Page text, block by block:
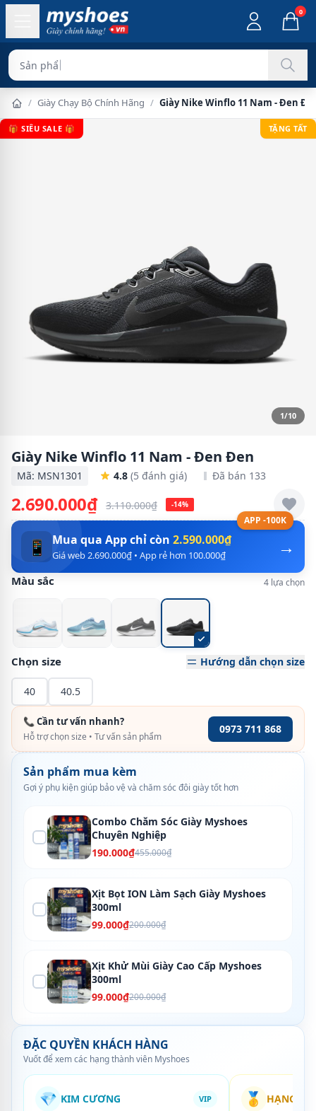
0
Sản phẩm chính hãng 100%
/ Giày Chạy Bộ Chính Hãng / Giày Nike Winflo 11 Nam - Đen
🎁 SIÊU SALE 🎁 TẶNG TẤT
1/10
Giày Nike Winflo 11 Nam - Đen Đen
Mã: MSN1301 4.8 (5 đánh giá) Đã bán 133
2.690.000₫ 3.110.000₫ -14%
APP -100K
→
📱 Mua qua App chỉ còn 2.590.000₫
Giá web 2.690.000₫ • App rẻ hơn 100.000₫
Màu sắc 4 lựa chọn
Chọn size Hướng dẫn chọn size
40 40.5
📞 Cần tư vấn nhanh?
Hỗ trợ chọn size • Tư vấn sản phẩm
0973 711 868
Sản phẩm mua kèm
Gợi ý phụ kiện giúp bảo vệ và chăm sóc đôi giày tốt hơn
Combo Chăm Sóc Giày Myshoes
Chuyên Nghiệp
190.000₫455.000₫
Xịt Bọt ION Làm Sạch Giày Myshoes
300ml
99.000₫200.000₫
Xịt Khử Mùi Giày Cao Cấp Myshoes
300ml
99.000₫200.000₫
ĐẶC QUYỀN KHÁCH HÀNG
Vuốt để xem các hạng thành viên Myshoes
💎 KIM CƯƠNG VIP 🥇 HẠNG